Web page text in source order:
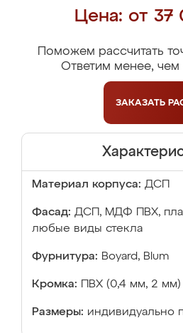
Цена: от 37
Поможем рассчитать
Ответим менее, чем
ЗАКАЗАТЬ
Материал корпуса: ДСП
Фасад: ДСП, МДФ ПВХ,
любые виды стекла
Фурнитура: Boyard, Blum
Кромка: ПВХ (0,4 мм, 2 мм)
Размеры: индивидуально